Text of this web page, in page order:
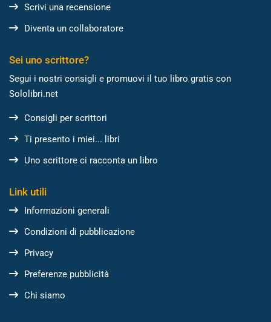
Scrivi una recensione
Diventa un collaboratore
Sei uno scrittore?
Segui i nostri consigli e promuovi il tuo libro gratis con
Sololibri.net
Consigli per scrittori
Ti presento i miei... libri
Uno scrittore ci racconta un libro
Link utili
Informazioni generali
Condizioni di pubblicazione
Privacy
Preferenze pubblicità
Chi siamo